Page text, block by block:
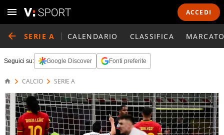
ACCEDI
SERIE A CALENDARIO CLASSIFICA
Seguici su: Google Discover Fonti preferite
CALCIO SERIE A